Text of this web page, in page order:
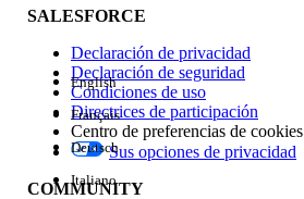
Repercusión de función
Edición
SALESFORCE
Declaración de privacidad
Declaración de seguridad
Condiciones de uso
Directrices de participación
Centro de preferencias de cookies
Sus opciones de privacidad
COMMUNITY
English
Français
Deutsch
Italiano